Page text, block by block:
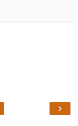
›